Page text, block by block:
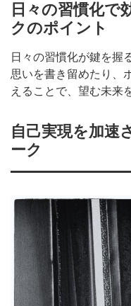
日々の習慣化で
クのポイント
日々の習慣化が鍵を握
思いを書き留めたり、
えることで、望む未来
自己実現を加速
ーク